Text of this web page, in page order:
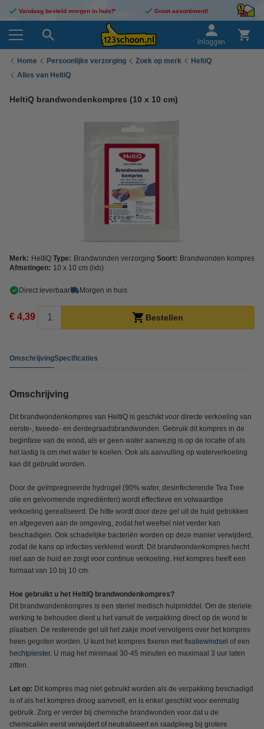
Vandaag besteld morgen in huis!* Groot assortiment!
Inloggen
Home Persoonlijke verzorging Zoek op merk
HeltiQ
Alles van HeltiQ
HeltiQ brandwondenkompres (10 x 10 cm)
Merk: HeltiQ Type: Brandwonden verzorging Soort: Brandwonden kompres
Afmetingen: 10 x 10 cm (lxb)
Direct leverbaar Morgen in huis
€ 4,39 Bestellen
OmschrijvingSpecificaties
Omschrijving
Dit brandwondenkompres van HeltiQ is geschikt voor directe verkoeling van
eerste-, tweede- en derdegraadsbrandwonden. Gebruik dit kompres in de
beginfase van de wond, als er geen water aanwezig is op de locatie of als
het lastig is om met water te koelen. Ook als aanvulling op waterverkoeling
kan dit gebruikt worden.
Door de geïmpregneerde hydrogel (90% water, desinfecterende Tea Tree
olie en gelvormende ingrediënten) wordt effectieve en volwaardige
verkoeling gerealiseerd. De hitte wordt door deze gel uit de huid getrokken
en afgegeven aan de omgeving, zodat het weefsel niet verder kan
beschadigen. Ook schadelijke bacteriën worden op deze manier verwijderd,
zodat de kans op infecties verkleind wordt. Dit brandwondenkompres hecht
niet aan de huid en zorgt voor continue verkoeling. Het kompres heeft een
formaat van 10 bij 10 cm.
Hoe gebruikt u het HeltiQ brandwondenkompres?
Dit brandwondenkompres is een steriel medisch hulpmiddel. Om de steriele
werking te behouden dient u het vanuit de verpakking direct op de wond te
plaatsen. De resterende gel uit het zakje moet vervolgens over het kompres
heen gegoten worden. U kunt het kompres fixeren met fixatiewindsel of een
hechtpleister. U mag het minimaal 30-45 minuten en maximaal 3 uur laten
zitten.
Let op: Dit kompres mag niet gebruikt worden als de verpakking beschadigd
is of als het kompres droog aanvoelt, en is enkel geschikt voor eenmalig
gebruik. Zorg er verder bij chemische brandwonden voor dat u de
chemicaliën eerst verwijdert of neutraliseert en raadpleeg bij grotere